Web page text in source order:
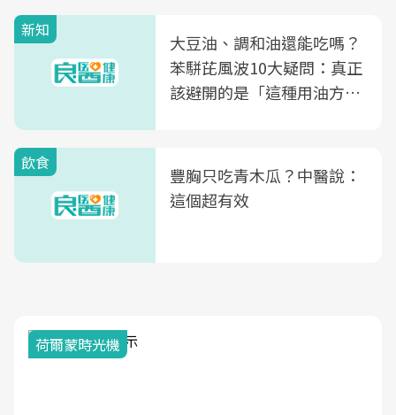
新知
大豆油、調和油還能吃嗎？
苯駢芘風波10大疑問：真正
該避開的是「這種用油方
飲食
豐胸只吃青木瓜？中醫說：
這個超有效
荷爾蒙時光機